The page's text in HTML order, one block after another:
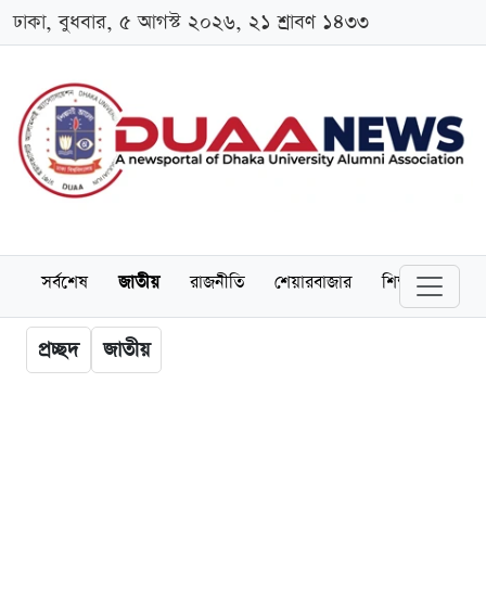
ঢাকা, বুধবার, ৫ আগস্ট ২০২৬, ২১ শ্রাবণ ১৪৩৩
সর্বশেষ জাতীয় রাজনীতি শেয়ারবাজার শিক্ষা
প্রচ্ছদ জাতীয়